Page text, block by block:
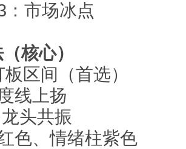
：市场冰点
核心）
区间（首选）
线上扬
头共振
色、情绪柱紫色